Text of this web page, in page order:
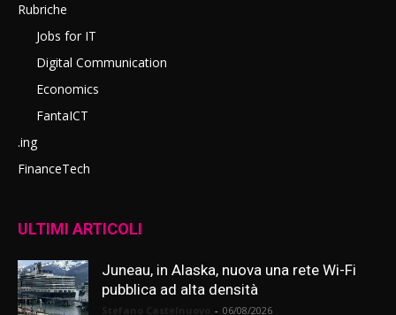
Rubriche
Jobs for IT
Digital Communication
Economics
FantaICT
.ing
FinanceTech
ULTIMI ARTICOLI
Juneau, in Alaska, nuova una rete Wi-Fi
pubblica ad alta densità
- 06/08/2026